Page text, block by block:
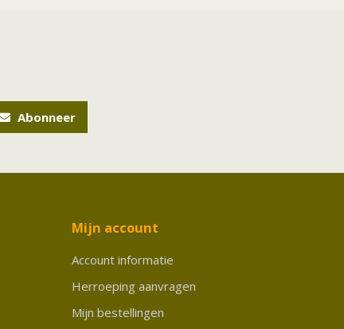
Abonneer
Mijn account
Account informatie
Herroeping aanvragen
Mijn bestellingen